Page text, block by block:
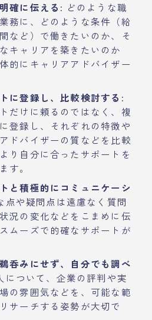
確に伝える: どのような職
務に、どのような条件（給
など）で働きたいのか、そ
キャリアを築きたいのか
的にキャリアアドバイザー
に登録し、比較検討する:
だけに頼るのではなく、複
登録し、それぞれの特徴や
ドバイザーの質などを比較
り自分に合ったサポートを
す。
と積極的にコミュニケーシ
点や疑問点は遠慮なく質問
況の変化などをこまめに伝
ムーズで的確なサポートが
呑みにせず、自分でも調べ
について、企業の評判や実
の雰囲気などを、可能な範
サーチする姿勢が大切で